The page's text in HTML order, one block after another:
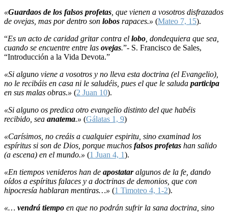
«Guardaos de los falsos profetas , que vienen a vosotros disfrazados
de ovejas, mas por dentro son lobos rapaces.» (Mateo 7, 15).
“Es un acto de caridad gritar contra el lobo , dondequiera que sea,
cuando se encuentre entre las ovejas.”- S. Francisco de Sales,
“Introducción a la Vida Devota.”
«Si alguno viene a vosotros y no lleva esta doctrina (el Evangelio),
no le recibáis en casa ni le saludéis, pues el que le saluda participa
en sus malas obras.» (2 Juan 10).
«Si alguno os predica otro evangelio distinto del que habéis
recibido, sea anatema.» (Gálatas 1, 9)
«Carísimos, no creáis a cualquier espiritu, sino examinad los
espíritus si son de Dios, porque muchos falsos profetas han salido
(a escena) en el mundo.» (1 Juan 4, 1).
«En tiempos venideros han de apostataralgunos de la fe, dando
oídos a espíritus falaces y a doctrinas de demonios, que con
hipocresía hablaran mentiras…» (1 Timoteo 4, 1-2).
«… vendrá tiempo en que no podrán sufrir la sana doctrina, sino